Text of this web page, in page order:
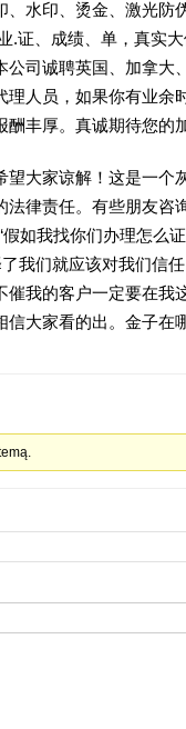
水印、烫金、激光防
.证、成绩、单，真实大
司诚聘英国、加拿大
理人员，如果你有业余
丰厚。真诚期待您的
望大家谅解！这是一个
法律责任。有些朋友咨
假如我找你们办理怎么
我们就应该对我们信
催我的客户一定要在我
信大家看的出。金子在